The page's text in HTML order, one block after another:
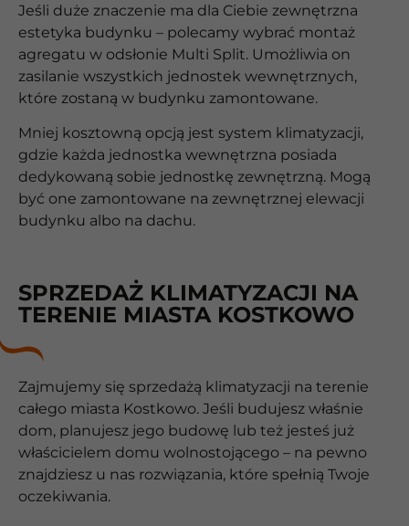
Jeśli duże znaczenie ma dla Ciebie zewnętrzna
estetyka budynku – polecamy wybrać montaż
agregatu w odsłonie Multi Split. Umożliwia on
zasilanie wszystkich jednostek wewnętrznych,
które zostaną w budynku zamontowane.
Mniej kosztowną opcją jest system klimatyzacji,
gdzie każda jednostka wewnętrzna posiada
dedykowaną sobie jednostkę zewnętrzną. Mogą
być one zamontowane na zewnętrznej elewacji
budynku albo na dachu.
SPRZEDAŻ KLIMATYZACJI NA
TERENIE MIASTA KOSTKOWO
Zajmujemy się sprzedażą klimatyzacji na terenie
całego miasta Kostkowo. Jeśli budujesz właśnie
dom, planujesz jego budowę lub też jesteś już
właścicielem domu wolnostojącego – na pewno
znajdziesz u nas rozwiązania, które spełnią Twoje
oczekiwania.